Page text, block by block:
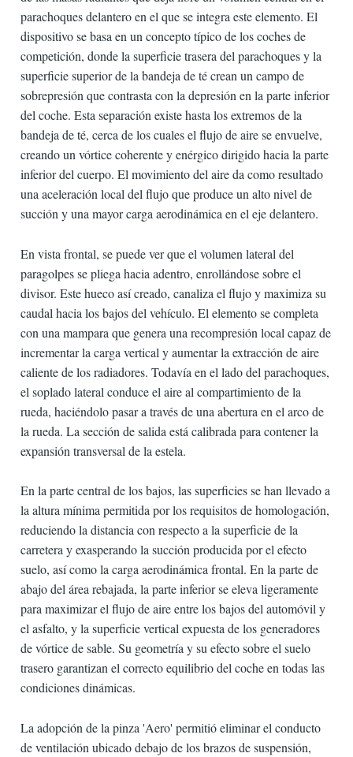
parachoques delantero en el que se integra este elemento. El
dispositivo se basa en un concepto típico de los coches de
competición, donde la superficie trasera del parachoques y la
superficie superior de la bandeja de té crean un campo de
sobrepresión que contrasta con la depresión en la parte inferior
del coche. Esta separación existe hasta los extremos de la
bandeja de té, cerca de los cuales el flujo de aire se envuelve,
creando un vórtice coherente y enérgico dirigido hacia la parte
inferior del cuerpo. El movimiento del aire da como resultado
una aceleración local del flujo que produce un alto nivel de
succión y una mayor carga aerodinámica en el eje delantero.
En vista frontal, se puede ver que el volumen lateral del
paragolpes se pliega hacia adentro, enrollándose sobre el
divisor. Este hueco así creado, canaliza el flujo y maximiza su
caudal hacia los bajos del vehículo. El elemento se completa
con una mampara que genera una recompresión local capaz de
incrementar la carga vertical y aumentar la extracción de aire
caliente de los radiadores. Todavía en el lado del parachoques,
el soplado lateral conduce el aire al compartimiento de la
rueda, haciéndolo pasar a través de una abertura en el arco de
la rueda. La sección de salida está calibrada para contener la
expansión transversal de la estela.
En la parte central de los bajos, las superficies se han llevado a
la altura mínima permitida por los requisitos de homologación,
reduciendo la distancia con respecto a la superficie de la
carretera y exasperando la succión producida por el efecto
suelo, así como la carga aerodinámica frontal. En la parte de
abajo del área rebajada, la parte inferior se eleva ligeramente
para maximizar el flujo de aire entre los bajos del automóvil y
el asfalto, y la superficie vertical expuesta de los generadores
de vórtice de sable. Su geometría y su efecto sobre el suelo
trasero garantizan el correcto equilibrio del coche en todas las
condiciones dinámicas.
La adopción de la pinza 'Aero' permitió eliminar el conducto
de ventilación ubicado debajo de los brazos de suspensión,